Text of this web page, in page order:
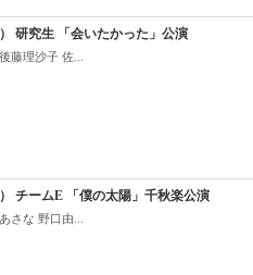
研究生 「会いたかった」公演
藤理沙子 佐...
チームE 「僕の太陽」千秋楽公演
さな 野口由...